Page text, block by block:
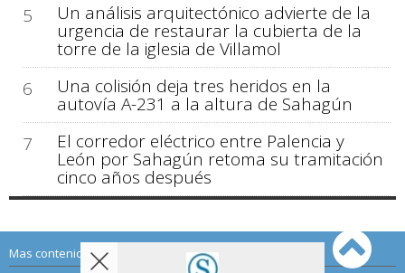
5
Un análisis arquitectónico advierte de la
urgencia de restaurar la cubierta de la
torre de la iglesia de Villamol
6
Una colisión deja tres heridos en la
autovía A-231 a la altura de Sahagún
7
El corredor eléctrico entre Palencia y
León por Sahagún retoma su tramitación
cinco años después
Mas contenido de Sahagún Digital: